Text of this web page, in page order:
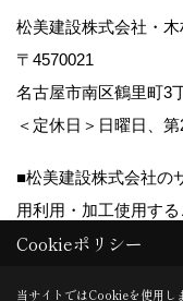
松美建設株式会社・
〒4570021
名古屋市南区鶴里町3
＜定休日＞日曜日、
■松美建設株式会社の
用利用・加工使用する
Copyright (c)
Cookieポリシー
当サイトではCookieを使用し